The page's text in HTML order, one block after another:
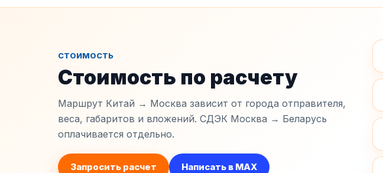
СТОИМОСТЬ
Стоимость по расчету
Маршрут Китай → Москва зависит от города отправителя,
веса, габаритов и вложений. СДЭК Москва → Беларусь
оплачивается отдельно.
Запросить расчет Написать в MAX